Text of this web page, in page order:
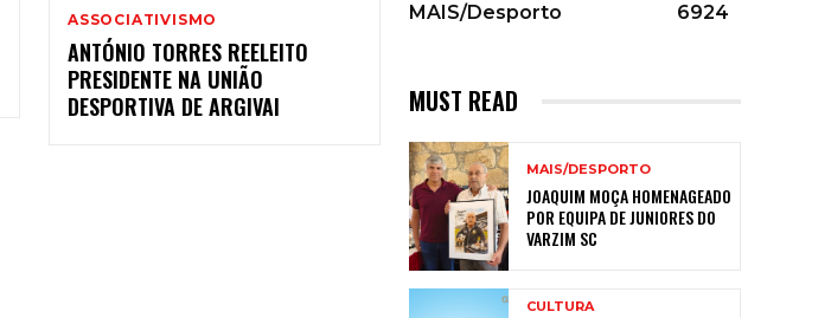
ASSOCIATIVISMO
ANTÓNIO TORRES REELEITO
PRESIDENTE NA UNIÃO
DESPORTIVA DE ARGIVAI
MAIS/Desporto
6924
MUST READ
MAIS/DESPORTO
JOAQUIM MOÇA HOMENAGEADO
POR EQUIPA DE JUNIORES DO
VARZIM SC
CULTURA